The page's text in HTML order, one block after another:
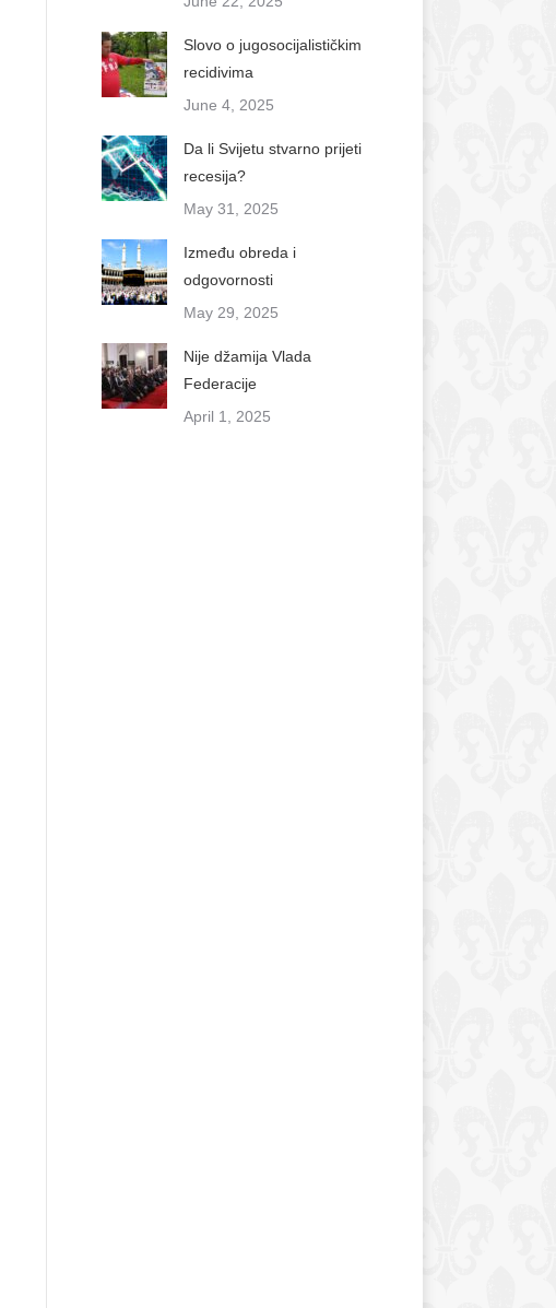
Slovo o jugosocijalističkim
recidivima
June 4, 2025
Da li Svijetu stvarno prijeti
recesija?
May 31, 2025
Između obreda i
odgovornosti
May 29, 2025
Nije džamija Vlada
Federacije
April 1, 2025